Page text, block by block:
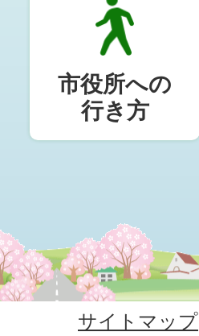
市役所への
行き方
サイトマップ